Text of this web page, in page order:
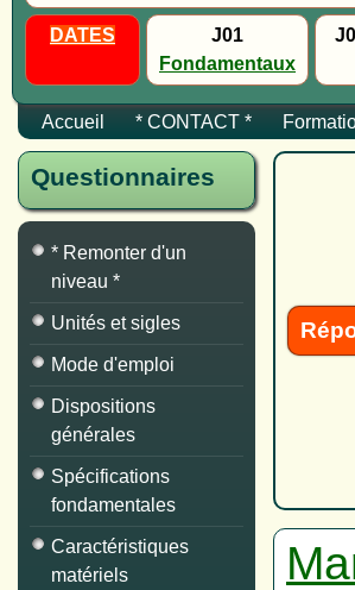
DATES
J01
Fondamentaux
Accueil * CONTACT *
Questionnaires
* Remonter d'un
niveau *
Unités et sigles
Mode d'emploi
Dispositions
générales
Spécifications
fondamentales
Caractéristiques
matériels